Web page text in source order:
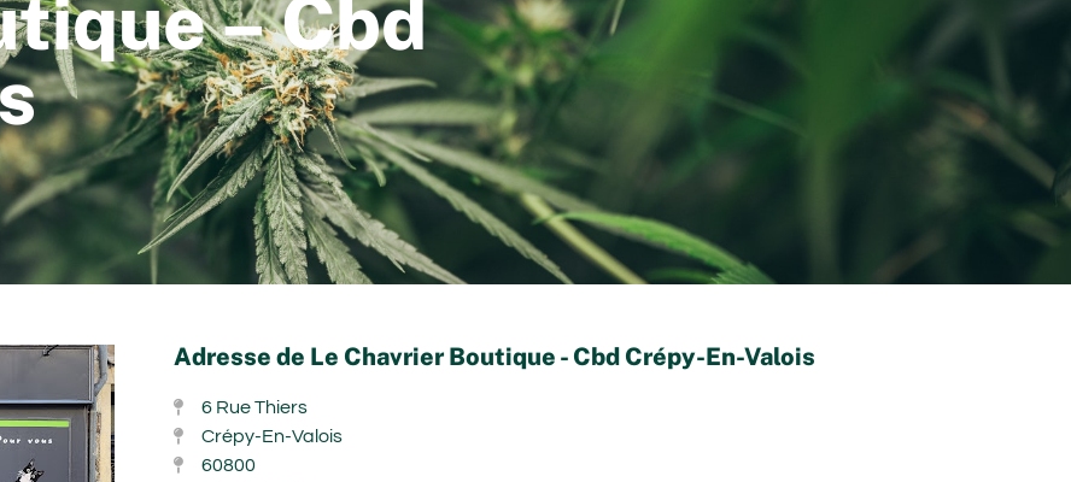
– Cbd
Adresse de Le Chavrier Boutique - Cbd Crépy-En-Valois
6 Rue Thiers
Crépy-En-Valois
60800